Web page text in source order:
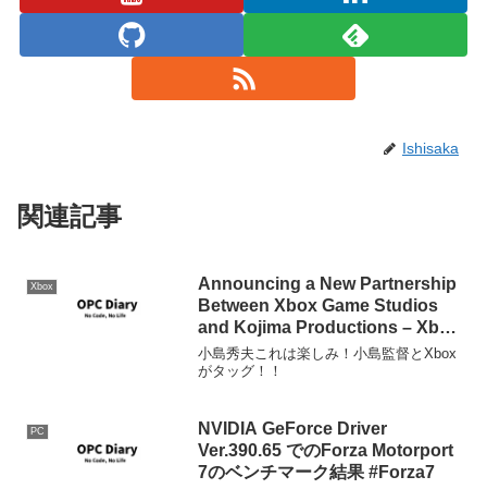
Ishisaka
関連記事
Xbox
Announcing a New Partnership
Between Xbox Game Studios
and Kojima Productions – Xbox
Wire
小島秀夫これは楽しみ！小島監督とXbox
がタッグ！！
PC
NVIDIA GeForce Driver
Ver.390.65 でのForza Motorport
7のベンチマーク結果 #Forza7